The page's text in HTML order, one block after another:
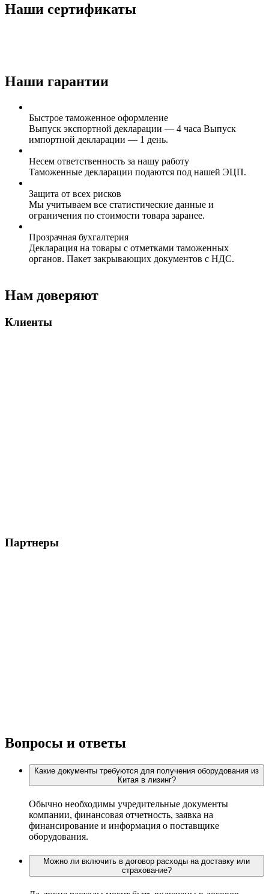
Наши сертификаты
Наши гарантии
Быстрое таможенное оформление
Выпуск экспортной декларации — 4 часа Выпуск
импортной декларации — 1 день.
Несем ответственность за нашу работу
Таможенные декларации подаются под нашей ЭЦП.
Защита от всех рисков
Мы учитываем все статистические данные и
ограничения по стоимости товара заранее.
Прозрачная бухгалтерия
Декларация на товары с отметками таможенных
органов. Пакет закрывающих документов с НДС.
Нам доверяют
Клиенты
Партнеры
Вопросы и ответы
Какие документы требуются для получения оборудования из
Китая в лизинг?
Обычно необходимы учредительные документы
компании, финансовая отчетность, заявка на
финансирование и информация о поставщике
оборудования.
Можно ли включить в договор расходы на доставку или
страхование?